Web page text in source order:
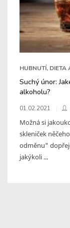
HUBNUTÍ, DIETA
Suchý únor:
alkoholu?
01.02.2021
Možná si
skleniček
odměnu"
jakýkoli ...